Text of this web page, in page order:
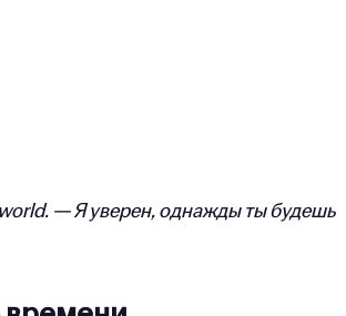
— Я уверен, однажды ты будешь